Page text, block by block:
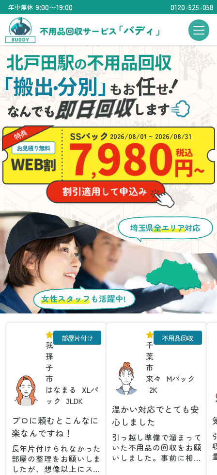
年中無休 9:00〜19:00 0120-525-058
北戸田駅の不用品回収
搬出・分別」もお任せ
！
2026/08/01 ~ 2026/08/31
女性スタッフ も活躍中!
埼玉県全エリア対応
我
孫
子
市
はなまる
XLパ
ック
3LDK
部屋片付け
プロに頼むとこんなに
楽なんですね！
長年片付けられなかった
部屋の整理をお願いしま
したが、想像以上にスム
千
葉
市
来々
Mパック
2K
不用品回収
温かい対応でとても安
心しました
引っ越し準備で溜まって
いた不用品の回収をお願
いしました。事前に相談